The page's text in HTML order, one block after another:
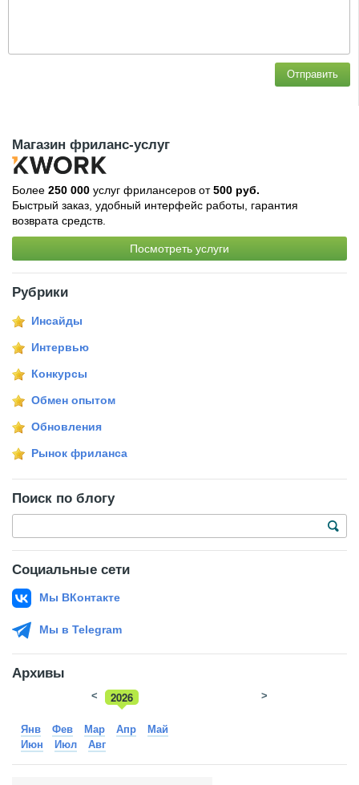
Отправить
Магазин фриланс-услуг
Более 250 000 услуг фрилансеров от500 руб.
Быстрый заказ, удобный интерфейс работы, гарантия
возврата средств.
Посмотреть услуги
Рубрики
Инсайды
Интервью
Конкурсы
Обмен опытом
Обновления
Рынок фриланса
Поиск по блогу
Социальные сети
Мы ВКонтакте
Мы в Telegram
Архивы
2026
2025
< >
Янв Фев Мар Апр
Май
Июн
Июл Авг